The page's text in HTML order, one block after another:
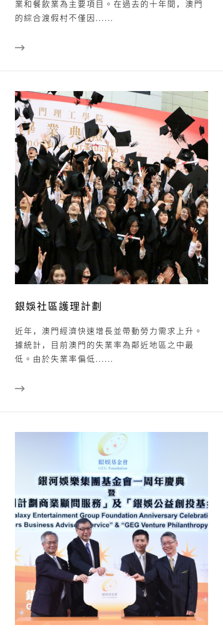
業和餐飲業為主要項目。在過去的十年間，澳門
的綜合渡假村不僅因......
銀娛社區護理計劃
近年，澳門經濟快速增長並帶動勞力需求上升。
據統計，目前澳門的失業率為鄰近地區之中最
低。由於失業率偏低......